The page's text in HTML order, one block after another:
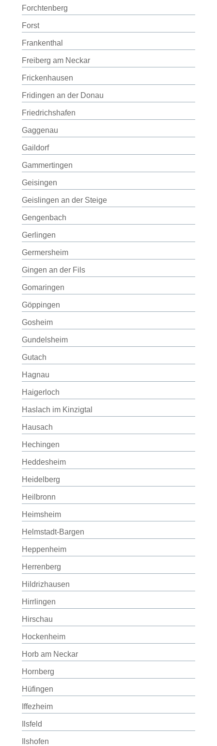
Forchtenberg
Forst
Frankenthal
Freiberg am Neckar
Frickenhausen
Fridingen an der Donau
Friedrichshafen
Gaggenau
Gaildorf
Gammertingen
Geisingen
Geislingen an der Steige
Gengenbach
Gerlingen
Germersheim
Gingen an der Fils
Gomaringen
Göppingen
Gosheim
Gundelsheim
Gutach
Hagnau
Haigerloch
Haslach im Kinzigtal
Hausach
Hechingen
Heddesheim
Heidelberg
Heilbronn
Heimsheim
Helmstadt-Bargen
Heppenheim
Herrenberg
Hildrizhausen
Hirrlingen
Hirschau
Hockenheim
Horb am Neckar
Hornberg
Hüfingen
Iffezheim
Ilsfeld
Ilshofen